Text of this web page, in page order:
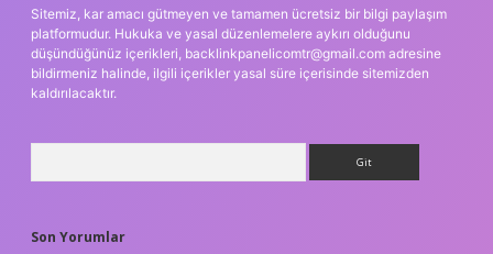
Sitemiz, kar amacı gütmeyen ve tamamen ücretsiz bir bilgi paylaşım
platformudur. Hukuka ve yasal düzenlemelere aykırı olduğunu
düşündüğünüz içerikleri, backlinkpanelicomtr@gmail.com adresine
bildirmeniz halinde, ilgili içerikler yasal süre içerisinde sitemizden
kaldırılacaktır.
Son Yorumlar